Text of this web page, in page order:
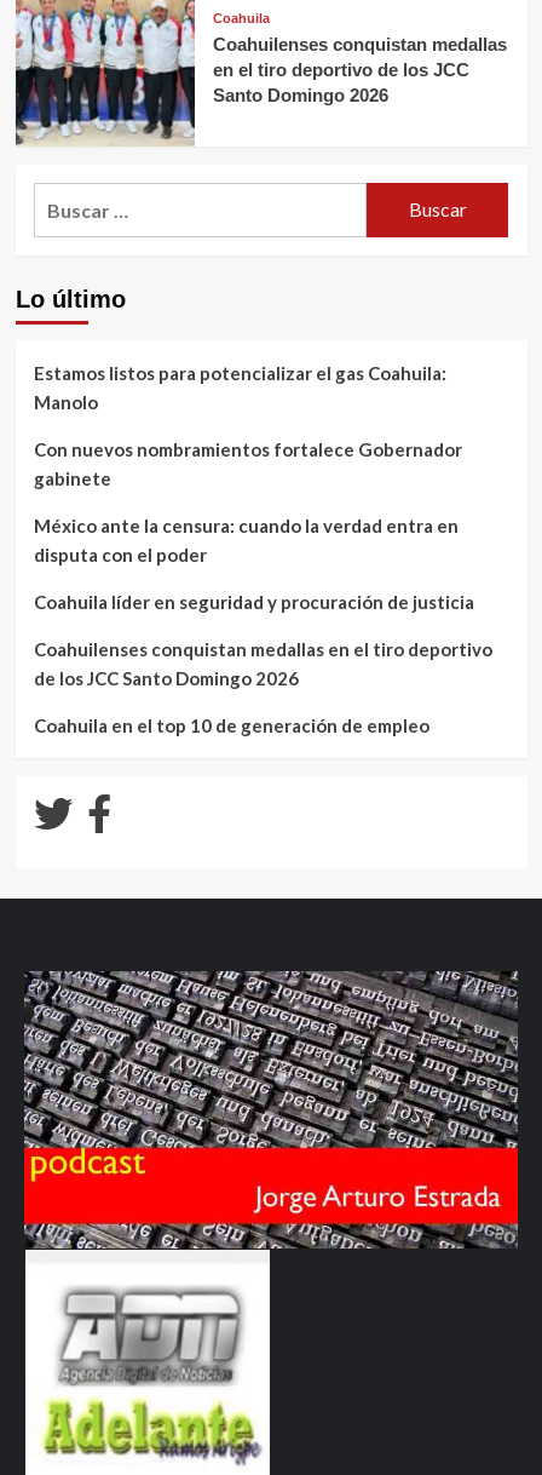
Coahuila
Coahuilenses conquistan medallas
en el tiro deportivo de los JCC
Santo Domingo 2026
Lo último
Estamos listos para potencializar el gas Coahuila:
Manolo
Con nuevos nombramientos fortalece Gobernador
gabinete
México ante la censura: cuando la verdad entra en
disputa con el poder
Coahuila líder en seguridad y procuración de justicia
Coahuilenses conquistan medallas en el tiro deportivo
de los JCC Santo Domingo 2026
Coahuila en el top 10 de generación de empleo